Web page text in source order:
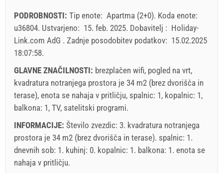
Ponudbe:
Holiday-Link plača: 6. okt. 2025 - 31. dec. 2026 / - 10 %
Obvezno:
za_person), Prijava gostov (01.01 - 30.06. / 01.09. - 31.12.):
5 EUR (once - za_person)
30
31
PODROBNOSTI: Tip enote: Apartma (2+0). Koda enote:
u36804. Ustvarjeno: 15. feb. 2025. Dobavitelj : Holiday-
Link.com AdG . Zadnje posodobitev podatkov: 15.02.2025
18:07:58.
GLAVNE ZNAČILNOSTI: brezplačen wifi, pogled na vrt,
kvadratura notranjega prostora je 34 m2 (brez dvorišča in
terase), enota se nahaja v pritličju, spalnic: 1, kopalnic: 1,
balkona: 1, TV, satelitski programi.
INFORMACIJE: Število zvezdic: 3. kvadratura notranjega
prostora je 34 m2 (brez dvorišča in terase). spalnic: 1.
dnevnih sob: 1. kuhinj: 0. kopalnic: 1. balkona: 1. enota se
nahaja v pritličju.